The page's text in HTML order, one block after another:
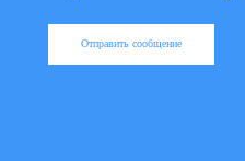
Отправить сообщение